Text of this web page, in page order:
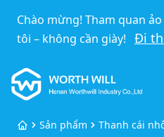
Chào mừng! Tham quan
tôi – không cần giày! Đi
Worthwill
Trang chủSản phẩm Thanh cái